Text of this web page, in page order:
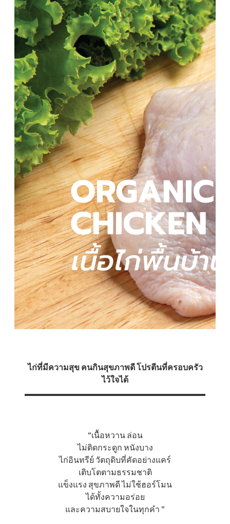
ไก่ที่มีความสุข คนกินสุขภาพดี โปรตีนที่ครอบครัว
ไว้ใจได้
“เนื้อหวาน ล่อน
ไม่ติดกระดูก หนังบาง
ไก่อินทรีย์ วัตถุดิบที่คัดอย่างแคร์
เติบโตตามธรรมชาติ
แข็งแรง สุขภาพดี ไม่ใช้ฮอร์โมน
ได้ทั้งความอร่อย
และความสบายใจในทุกคำ ”